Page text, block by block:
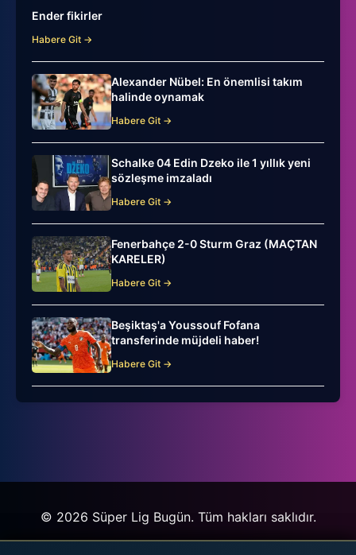
Ender fikirler
Habere Git →
Alexander Nübel: En önemlisi takım
halinde oynamak
Habere Git →
Schalke 04 Edin Dzeko ile 1 yıllık yeni
sözleşme imzaladı
Habere Git →
Fenerbahçe 2-0 Sturm Graz (MAÇTAN
KARELER)
Habere Git →
Beşiktaş'a Youssouf Fofana
transferinde müjdeli haber!
Habere Git →
© 2026 Süper Lig Bugün. Tüm hakları saklıdır.